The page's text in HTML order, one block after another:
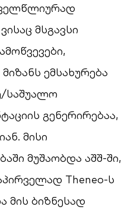
მსგავსი
ემსახურება
საშუალო
გენერირებაა,
მისი
მუშაობდა აშშ-ში,
Theneo-ს
მის ბიზნესად